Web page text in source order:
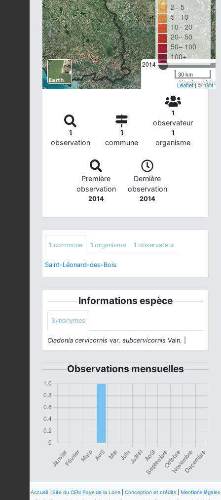
2014
Nombre
2– 5
5– 10
10– 20
20– 50
50– 100
100+
30 km
Leaflet| ©IGN
1
observation
1
commune
1
observateur
1
organisme
Première
observation
2014
Dernière
observation
2014
1 commune 1 organisme 1 observateur
Saint-Léonard-des-Bois
Informations espèce
Synonymes
Cladonia cervicornis var. subcervicornis Vain. |
Observations mensuelles
Accueil Site du CEN Pays de la Loire Conception et crédits
Mentions légales